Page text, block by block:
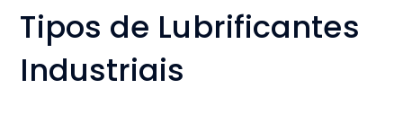
Tipos de Lubrificantes
Industriais